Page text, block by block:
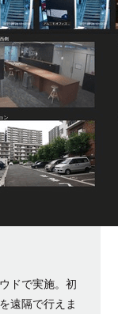
ドで実施。初
遠隔で行えま